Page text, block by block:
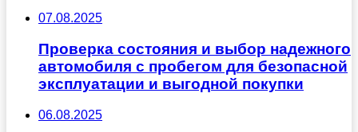
07.08.2025
Проверка состояния и выбор надежного
автомобиля с пробегом для безопасной
эксплуатации и выгодной покупки
06.08.2025